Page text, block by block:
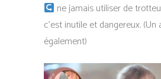
ne jamais utiliser de
c’est inutile et dangereux.
également)